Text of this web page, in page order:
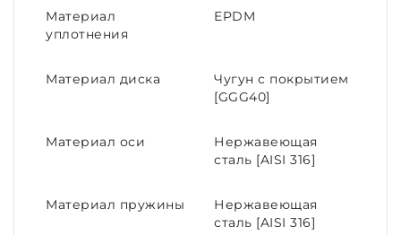
Материал
уплотнения
EPDM
Материал диска
Чугун с покрытием
[GGG40]
Материал оси
Нержавеющая
сталь [AISI 316]
Материал пружины
Нержавеющая
сталь [AISI 316]